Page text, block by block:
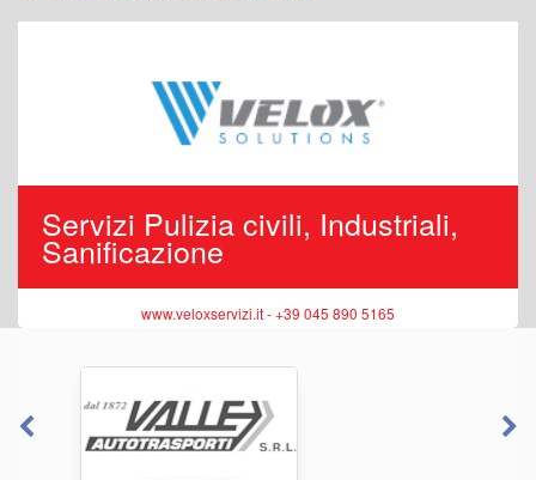
Servizi Pulizia civili, Industriali,
Sanificazione
www.veloxservizi.it - +39 045 890 5165